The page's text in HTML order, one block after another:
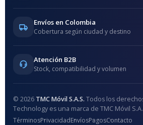
Envíos en Colombia
Cobertura según ciudad y destino
Atención B2B
Stock, compatibilidad y volumen
© 2026 TMC Móvil S.A.S. Todos los
Technology es una marca de TMC Móvil
TérminosPrivacidadEnvíosPagosContacto